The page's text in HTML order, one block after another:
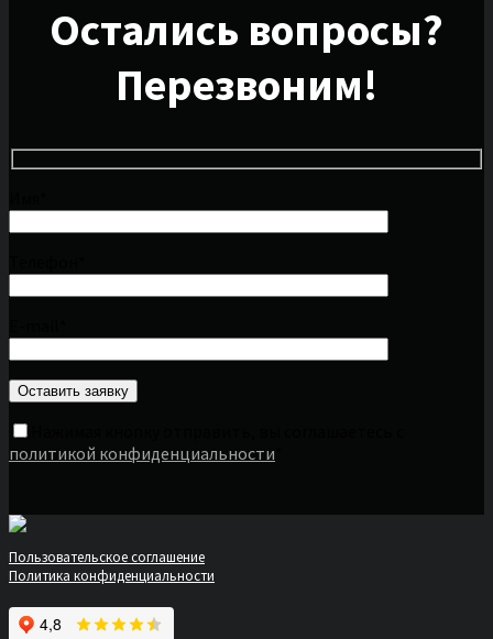
Остались вопросы?
Перезвоним!
политикой конфиденциальности
Пользовательское соглашение
Политика конфиденциальности